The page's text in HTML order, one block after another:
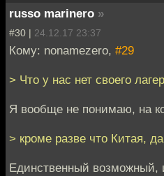
russo marinero »
#30 | 24.12.17 23:37
Кому: nonamezero, #29
> Что у нас нет своего
Я вообще не понимаю, на
> кроме разве что Китая,
Единственный возможный,